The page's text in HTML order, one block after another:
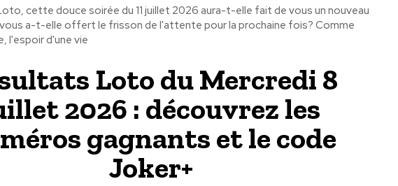
cette douce soirée du 11 juillet 2026 aura-t-elle fait de vous un nouveau
a-t-elle offert le frisson de l'attente pour la prochaine fois? Comme
l'espoir d'une vie
Loto du Mercredi 8
2026 : découvrez les
gagnants et le code
Joker+